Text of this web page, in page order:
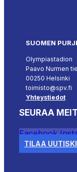
SUOMEN
Olympiastadion
Paavo Nurmen
00250 Helsinki
toimisto@spv.fi
Yhteystiedot
SEURAA
Facebook
TILAA